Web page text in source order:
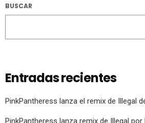
BUSCAR
Entradas recientes
PinkPantheress lanza el remix de Illegal
PinkPantheress lanza remix de Illegal por